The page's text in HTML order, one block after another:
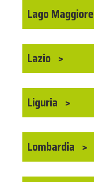
Lago Maggiore
Lazio
Liguria
Lombardia